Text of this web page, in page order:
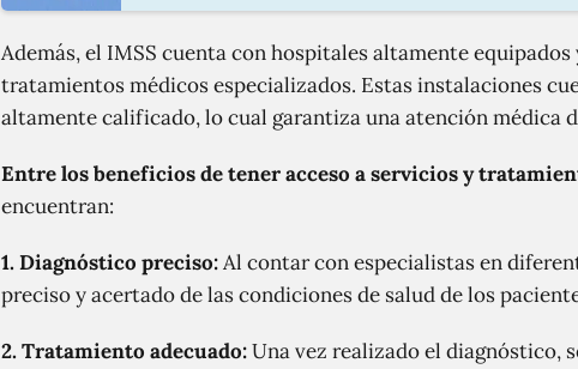
Además, el IMSS cuenta con hospitales altamente
tratamientos médicos especializados. Estas instalaciones
altamente calificado, lo cual garantiza una atención médica
Entre los beneficios de tener acceso a servicios y
encuentran:
1.Diagnóstico preciso:Al contar con especialistas en
preciso y acertado de las condiciones de salud de los
2.Tratamiento adecuado:Una vez realizado el diagnóstico,